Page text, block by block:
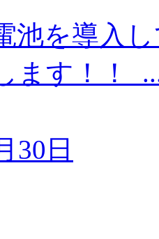
池を導入
ます！！
30日